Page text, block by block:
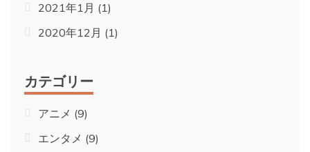
2021年1月 (1)
2020年12月 (1)
カテゴリー
アニメ (9)
エンタメ (9)